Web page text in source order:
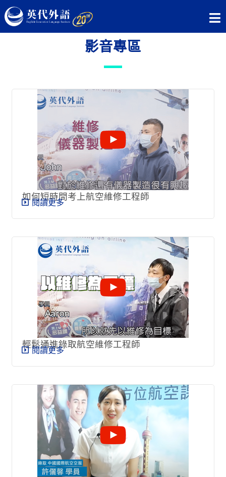
影音專區
如何短時間考上航空維修工程師
閱讀更多
輕鬆通進錄取航空維修工程師
閱讀更多